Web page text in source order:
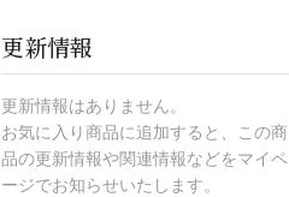
更新情報
更新情報はありません。
お気に入り商品に追加すると、この商
品の更新情報や関連情報などをマイペ
ージでお知らせいたします。